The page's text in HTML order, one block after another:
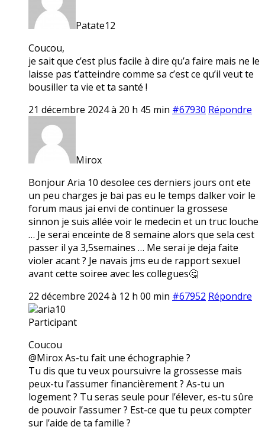
Patate12
Coucou,
je sait que c’est plus facile à dire qu’a faire mais ne le
laisse pas t’atteindre comme sa c’est ce qu’il veut te
bousiller ta vie et ta santé !
21 décembre 2024 à 20 h 45 min #67930 Répondre
Mirox
Bonjour Aria 10 desolee ces derniers jours ont ete
un peu charges je bai pas eu le temps dalker voir le
forum maus jai envi de continuer la grossese
sinnon je suis allée voir le medecin et un truc louche
… Je serai enceinte de 8 semaine alors que sela cest
passer il ya 3,5semaines … Me serai je deja faite
violer acant ? Je navais jms eu de rapport sexuel
avant cette soiree avec les collegues🤔
22 décembre 2024 à 12 h 00 min #67952 Répondre
aria10
Participant
Coucou
@Mirox As-tu fait une échographie ?
Tu dis que tu veux poursuivre la grossesse mais
peux-tu l’assumer financièrement ? As-tu un
logement ? Tu seras seule pour l’élever, es-tu sûre
de pouvoir l’assumer ? Est-ce que tu peux compter
sur l’aide de ta famille ?